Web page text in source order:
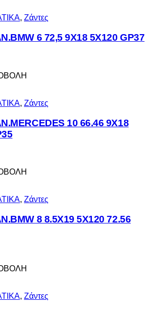
, Ζάντες
6 72,5 9X18 5X120 GP37
, Ζάντες
10 66.46 9X18
, Ζάντες
8 8.5X19 5X120 72.56
, Ζάντες